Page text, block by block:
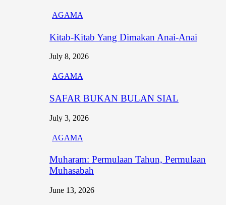
AGAMA
Kitab-Kitab Yang Dimakan Anai-Anai
July 8, 2026
AGAMA
SAFAR BUKAN BULAN SIAL
July 3, 2026
AGAMA
Muharam: Permulaan Tahun, Permulaan
Muhasabah
June 13, 2026